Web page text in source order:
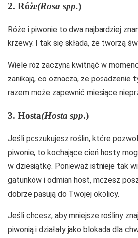
2. Róże(Rosa spp.)
Róże i piwonie to dwa najbardziej
krzewy. I tak się składa, że tworzą
Wiele róż zaczyna kwitnąć w
zanikają, co oznacza, że posadzenie
razem może zapewnić miesiące
3. Hosta(Hosta spp.)
Jeśli poszukujesz roślin, które
piwonie, to kochające cień hosty
w dziesiątkę. Ponieważ istnieje tak
gatunków i odmian host, możesz
dobrze pasują do Twojej okolicy.
Jeśli chcesz, aby mniejsze rośliny
piwonią i działały jako blokada dla